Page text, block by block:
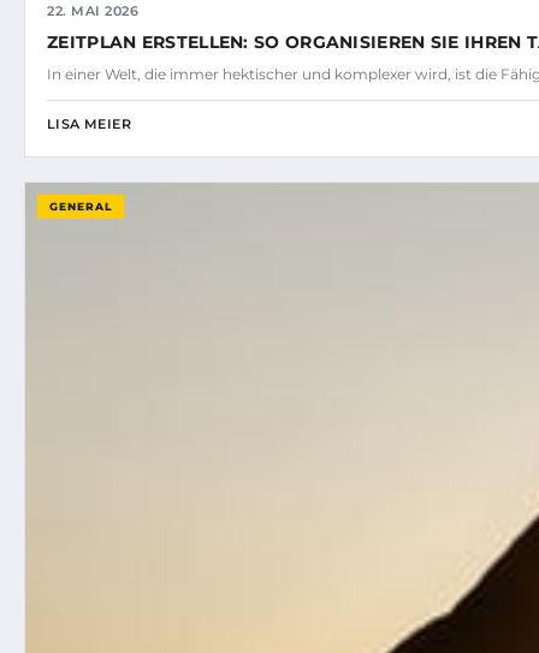
22. MAI 2026
ZEITPLAN ERSTELLEN: SO ORGANISIEREN SIE IHREN
In einer Welt, die immer hektischer und komplexer wird, ist die
LISA MEIER
GENERAL